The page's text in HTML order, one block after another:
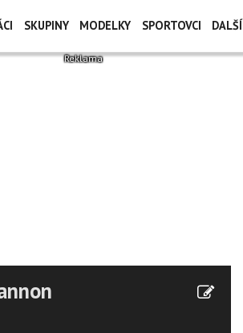
SKUPINY MODELKY SPORTOVCI DALŠÍ